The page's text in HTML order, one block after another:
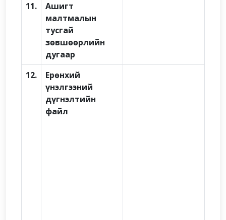
11.
Ашигт
малтмалын
тусгай
зөвшөөрлийн
дугаар
12.
Ерөнхий
үнэлгээний
дүгнэлтийн
файл